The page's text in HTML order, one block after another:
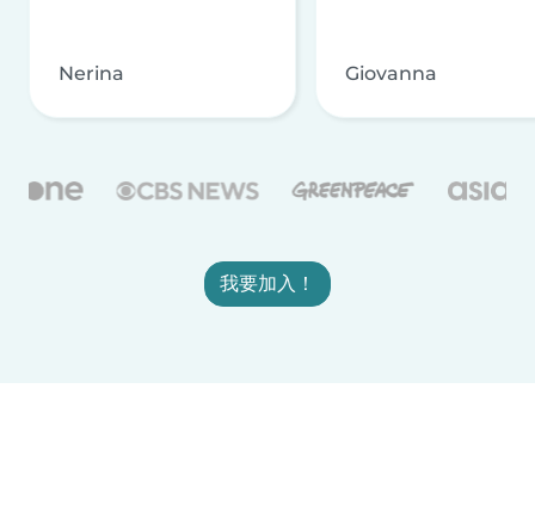
Nerina Giovanna
我要加入！